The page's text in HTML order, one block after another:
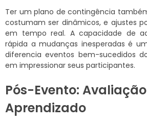
Ter um plano de contingência
costumam ser dinâmicos, e ajustes
em tempo real. A capacidade de
rápida a mudanças inesperadas é
diferencia eventos bem-sucedidos
em impressionar seus participantes.
Pós-Evento:
Aprendizado